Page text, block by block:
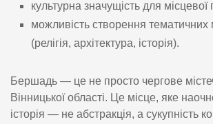
культурна значущість для місцевої
можливість створення тематичних
(релігія, архітектура, історія).
Бершадь — це не просто чергове
Вінницької області. Це місце, яке
історія — не абстракція, а сукупність